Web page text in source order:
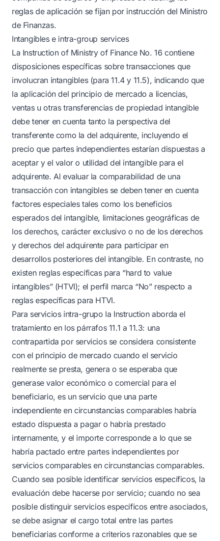
reglas de aplicación se fijan por instrucción del Ministro
de Finanzas.
Intangibles e intra-group services
La Instruction of Ministry of Finance No. 16 contiene
disposiciones específicas sobre transacciones que
involucran intangibles (para 11.4 y 11.5), indicando que
la aplicación del principio de mercado a licencias,
ventas u otras transferencias de propiedad intangible
debe tener en cuenta tanto la perspectiva del
transferente como la del adquirente, incluyendo el
precio que partes independientes estarían dispuestas a
aceptar y el valor o utilidad del intangible para el
adquirente. Al evaluar la comparabilidad de una
transacción con intangibles se deben tener en cuenta
factores especiales tales como los beneficios
esperados del intangible, limitaciones geográficas de
los derechos, carácter exclusivo o no de los derechos
y derechos del adquirente para participar en
desarrollos posteriores del intangible. En contraste, no
existen reglas específicas para “hard to value
intangibles” (HTVI); el perfil marca “No” respecto a
reglas específicas para HTVI.
Para servicios intra-grupo la Instruction aborda el
tratamiento en los párrafos 11.1 a 11.3: una
contrapartida por servicios se considera consistente
con el principio de mercado cuando el servicio
realmente se presta, genera o se esperaba que
generase valor económico o comercial para el
beneficiario, es un servicio que una parte
independiente en circunstancias comparables habría
estado dispuesta a pagar o habría prestado
internamente, y el importe corresponde a lo que se
habría pactado entre partes independientes por
servicios comparables en circunstancias comparables.
Cuando sea posible identificar servicios específicos, la
evaluación debe hacerse por servicio; cuando no sea
posible distinguir servicios específicos entre asociados,
se debe asignar el cargo total entre las partes
beneficiarias conforme a criterios razonables que se